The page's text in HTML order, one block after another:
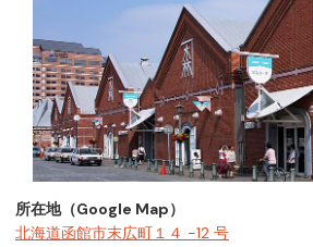
所在地（Google Map）
北海道函館市末広町１４ −12 号